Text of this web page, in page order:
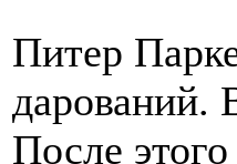
Питер
дарований.
После